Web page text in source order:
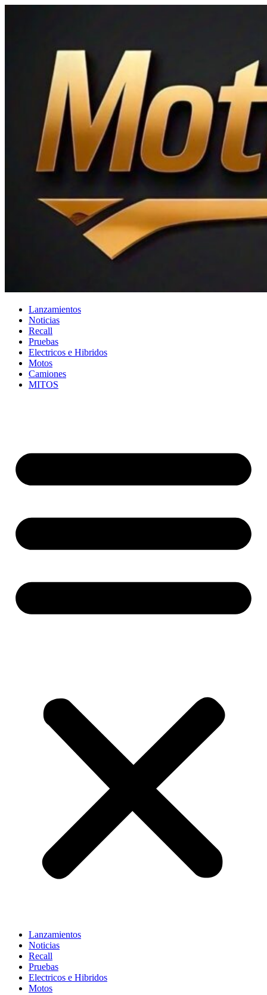
Lanzamientos
Noticias
Recall
Pruebas
Electricos e Hibridos
Motos
Camiones
MITOS
Lanzamientos
Noticias
Recall
Pruebas
Electricos e Hibridos
Motos